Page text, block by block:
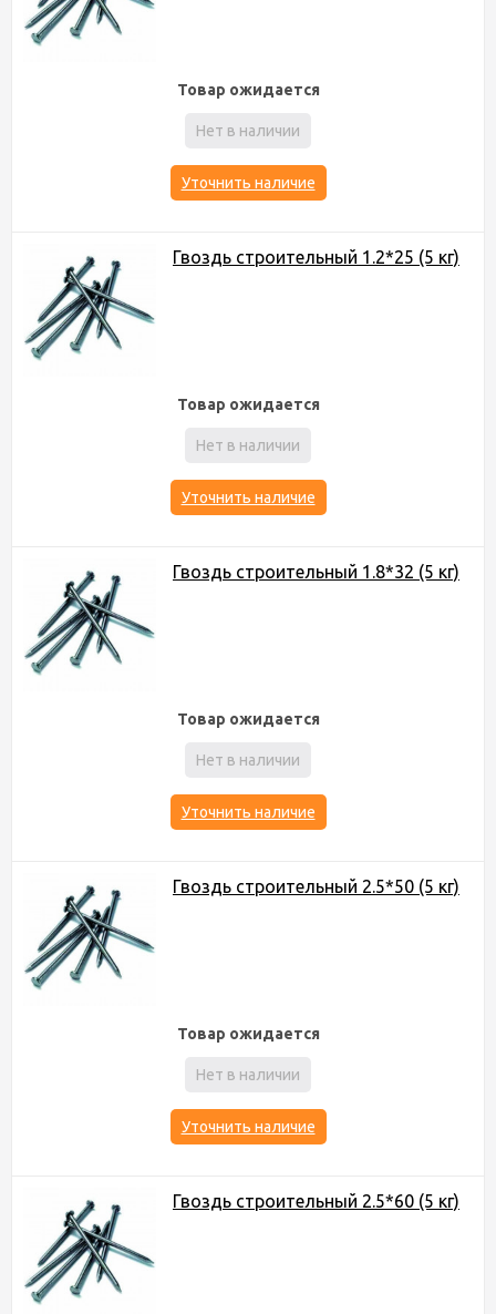
Товар ожидается
Нет в наличии
Уточнить наличие
Гвоздь строительный 1.2*25 (5 кг)
Товар ожидается
Нет в наличии
Уточнить наличие
Гвоздь строительный 1.8*32 (5 кг)
Товар ожидается
Нет в наличии
Уточнить наличие
Гвоздь строительный 2.5*50 (5 кг)
Товар ожидается
Нет в наличии
Уточнить наличие
Гвоздь строительный 2.5*60 (5 кг)